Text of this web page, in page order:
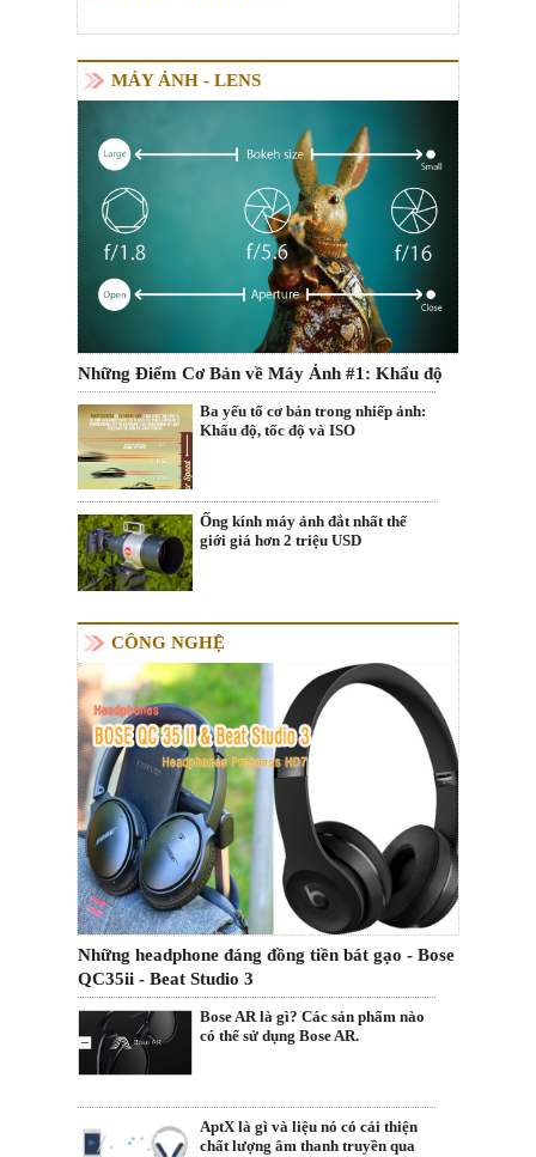
MÁY ẢNH - LENS
Những Điểm Cơ Bản về Máy Ảnh #1: Khẩu độ
Ba yếu tố cơ bản trong nhiếp ảnh:
Khẩu độ, tốc độ và ISO
Ống kính máy ảnh đắt nhất thế
giới giá hơn 2 triệu USD
CÔNG NGHỆ
Những headphone đáng đồng tiền bát gạo - Bose
QC35ii - Beat Studio 3
Bose AR là gì? Các sản phẩm nào
có thể sử dụng Bose AR.
AptX là gì và liệu nó có cải thiện
chất lượng âm thanh truyền qua